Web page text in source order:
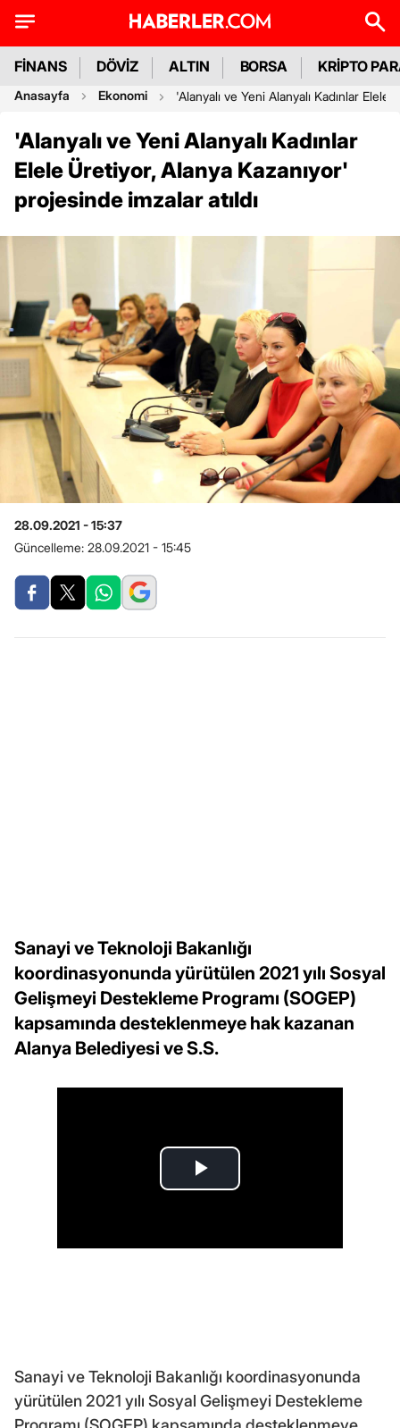
FİNANS DÖVİZ ALTIN BORSA KRİPTO
Anasayfa Ekonomi 'Alanyalı ve Yeni Alanyalı Kadınlar
'Alanyalı ve Yeni Alanyalı Kadınlar
Elele Üretiyor, Alanya Kazanıyor'
projesinde imzalar atıldı
28.09.2021 - 15:37
Güncelleme: 28.09.2021 - 15:45
Sanayi ve Teknoloji Bakanlığı
koordinasyonunda yürütülen 2021 yılı Sosyal
Gelişmeyi Destekleme Programı (SOGEP)
kapsamında desteklenmeye hak kazanan
Alanya Belediyesi ve S.S.
Sanayi ve Teknoloji Bakanlığı koordinasyonunda
yürütülen 2021 yılı Sosyal Gelişmeyi Destekleme